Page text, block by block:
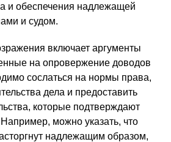
и обеспечения надлежащей
и судом.
включает аргументы
на опровержение доводов
сослаться на нормы права,
дела и предоставить
которые подтверждают
можно указать, что
надлежащим образом,